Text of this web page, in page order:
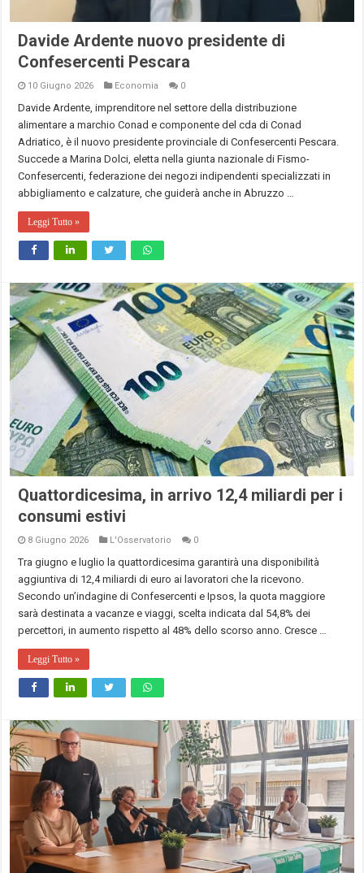
Davide Ardente nuovo presidente di
Confesercenti Pescara
10 Giugno 2026 Economia 0
Davide Ardente, imprenditore nel settore della distribuzione
alimentare a marchio Conad e componente del cda di Conad
Adriatico, è il nuovo presidente provinciale di Confesercenti Pescara.
Succede a Marina Dolci, eletta nella giunta nazionale di Fismo-
Confesercenti, federazione dei negozi indipendenti specializzati in
abbigliamento e calzature, che guiderà anche in Abruzzo …
Leggi Tutto »
Quattordicesima, in arrivo 12,4 miliardi per i
consumi estivi
8 Giugno 2026 L'Osservatorio 0
Tra giugno e luglio la quattordicesima garantirà una disponibilità
aggiuntiva di 12,4 miliardi di euro ai lavoratori che la ricevono.
Secondo un’indagine di Confesercenti e Ipsos, la quota maggiore
sarà destinata a vacanze e viaggi, scelta indicata dal 54,8% dei
percettori, in aumento rispetto al 48% dello scorso anno. Cresce …
Leggi Tutto »